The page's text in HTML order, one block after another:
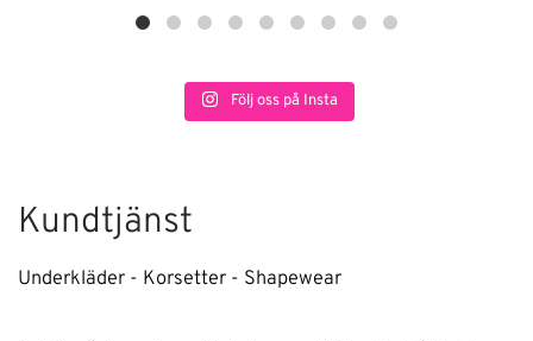
Följ oss på Insta
Kundtjänst
Underkläder - Korsetter - Shapewear